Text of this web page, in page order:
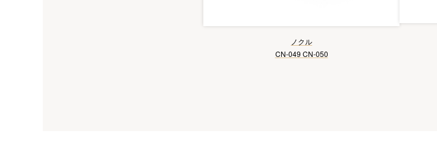
ノクル
CN-049 CN-050